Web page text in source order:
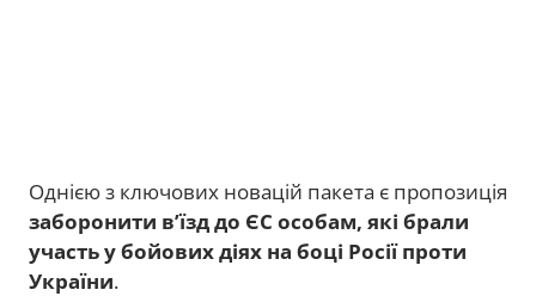
Однією з ключових новацій пакета є пропозиція
заборонити в’їзд до ЄС особам, які брали
участь у бойових діях на боці Росії проти
України.